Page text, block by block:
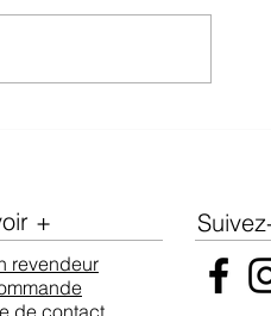
+
revendeur